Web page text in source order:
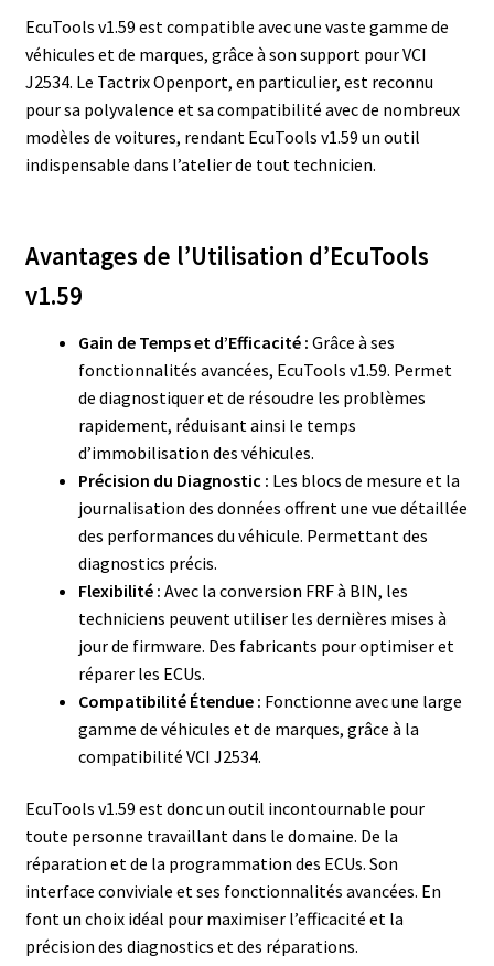
EcuTools v1.59 est compatible avec une vaste gamme de
véhicules et de marques, grâce à son support pour VCI
J2534. Le Tactrix Openport, en particulier, est reconnu
pour sa polyvalence et sa compatibilité avec de nombreux
modèles de voitures, rendant EcuTools v1.59 un outil
indispensable dans l’atelier de tout technicien.
Avantages de l’Utilisation d’EcuTools
v1.59
Gain de Temps et d’Efficacité : Grâce à ses
fonctionnalités avancées, EcuTools v1.59. Permet
de diagnostiquer et de résoudre les problèmes
rapidement, réduisant ainsi le temps
d’immobilisation des véhicules.
Précision du Diagnostic : Les blocs de mesure et la
journalisation des données offrent une vue détaillée
des performances du véhicule. Permettant des
diagnostics précis.
Flexibilité : Avec la conversion FRF à BIN, les
techniciens peuvent utiliser les dernières mises à
jour de firmware. Des fabricants pour optimiser et
réparer les ECUs.
Compatibilité Étendue : Fonctionne avec une large
gamme de véhicules et de marques, grâce à la
compatibilité VCI J2534.
EcuTools v1.59 est donc un outil incontournable pour
toute personne travaillant dans le domaine. De la
réparation et de la programmation des ECUs. Son
interface conviviale et ses fonctionnalités avancées. En
font un choix idéal pour maximiser l’efficacité et la
précision des diagnostics et des réparations.